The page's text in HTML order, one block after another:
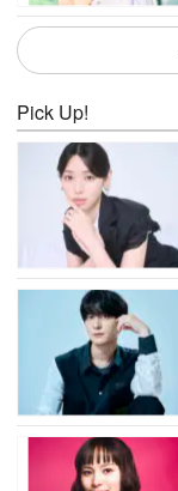
Pick Up!